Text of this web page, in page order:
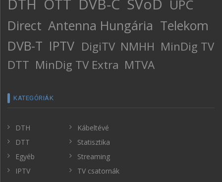
DTH OTT DVB-C SVoD UPC
Direct Antenna Hungária Telekom
DVB-T IPTV DigiTV NMHH MinDig TV
DTT MinDig TV Extra MTVA
KATEGÓRIÁK
DTH
DTT
Egyéb
IPTV
Kábeltévé
Statisztika
Streaming
TV csatornák